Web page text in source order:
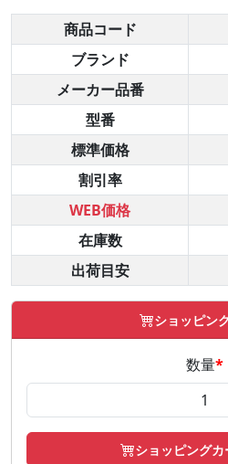
商品コード
ブランド
メーカー品番
型番
標準価格
割引率
WEB価格
在庫数
出荷目安
ショッピン
数量*
ショッピング